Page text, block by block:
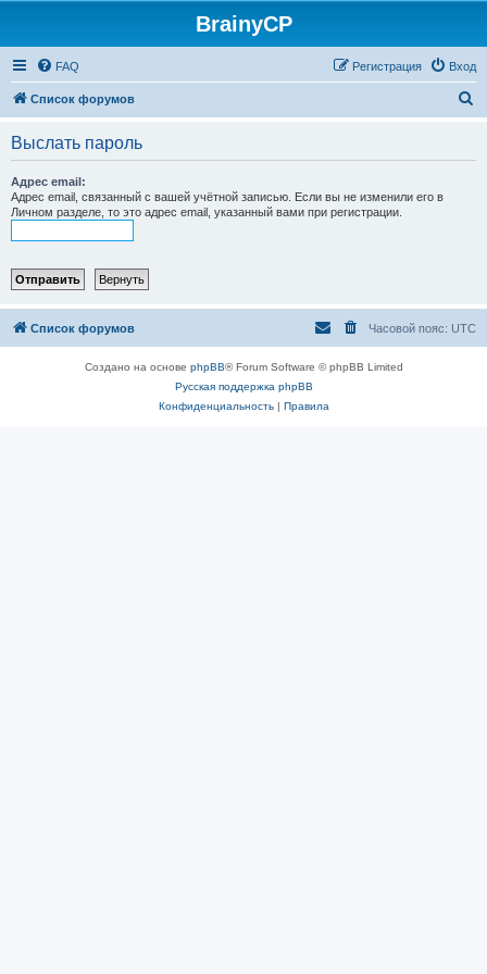
BrainyCP
FAQ Вход
Регистрация
Список форумов
Выслать пароль
Адрес email:
Адрес email, связанный с вашей учётной записью. Если вы не изменили его в
Личном разделе, то это адрес email, указанный вами при регистрации.
Список форумов Часовой пояс: UTC
Создано на основе phpBB® Forum Software © phpBB Limited
Русская поддержка phpBB
Конфиденциальность| Правила